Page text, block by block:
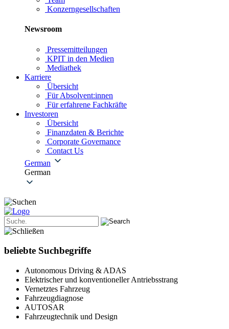
Konzerngesellschaften
Newsroom
Pressemitteilungen
KPIT in den Medien
Mediathek
Karriere
Übersicht
Für Absolvent:innen
Für erfahrene Fachkräfte
Investoren
Übersicht
Finanzdaten & Berichte
Corporate Governance
Contact Us
German
German
beliebte Suchbegriffe
Autonomous Driving & ADAS
Elektrischer und konventioneller Antriebsstrang
Vernetztes Fahrzeug
Fahrzeugdiagnose
AUTOSAR
Fahrzeugtechnik und Design